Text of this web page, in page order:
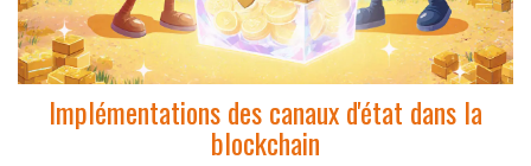
Implémentations des canaux d'état dans la
blockchain